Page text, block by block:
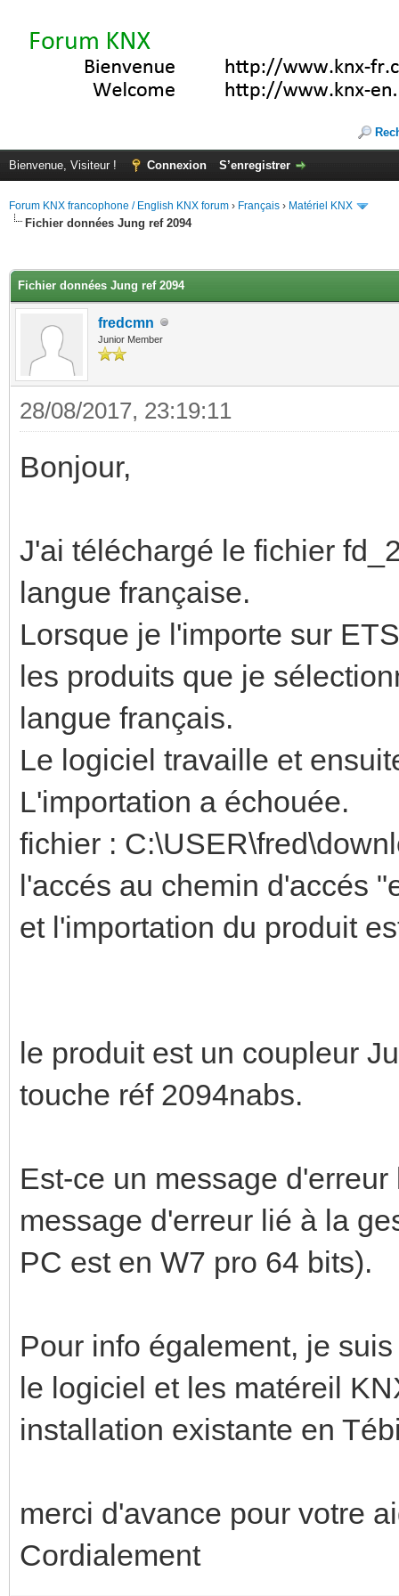
Bienvenue, Visiteur ! Connexion S’enregistrer
Forum KNX francophone / English KNX forum › Français › Matériel KNX
Fichier données Jung ref 2094
Fichier données Jung ref 2094
fredcmn
Junior Member
28/08/2017, 23:19:11
Bonjour,
J'ai téléchargé le fichier
langue française.
Lorsque je l'importe sur
les produits que je
langue français.
Le logiciel travaille et
L'importation a échouée.
fichier :
l'accés au chemin d'accés
et l'importation du produit
le produit est un coupleur
touche réf 2094nabs.
Est-ce un message
message d'erreur lié à la
PC est en W7 pro 64 bits).
Pour info également, je
le logiciel et les matéreil
installation existante en
merci d'avance pour votre
Cordialement